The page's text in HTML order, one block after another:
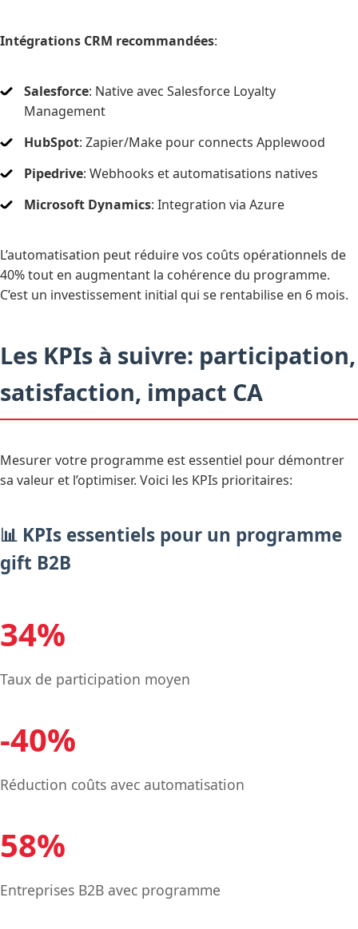
Intégrations CRM recommandées:
Salesforce: Native avec Salesforce Loyalty
Management
HubSpot: Zapier/Make pour connects Applewood
Pipedrive: Webhooks et automatisations natives
Microsoft Dynamics: Integration via Azure
L’automatisation peut réduire vos coûts opérationnels de
40% tout en augmentant la cohérence du programme.
C’est un investissement initial qui se rentabilise en 6 mois.
Les KPIs à suivre: participation,
satisfaction, impact CA
Mesurer votre programme est essentiel pour démontrer
sa valeur et l’optimiser. Voici les KPIs prioritaires:
📊 KPIs essentiels pour un programme
gift B2B
34%
Taux de participation moyen
-40%
Réduction coûts avec automatisation
58%
Entreprises B2B avec programme